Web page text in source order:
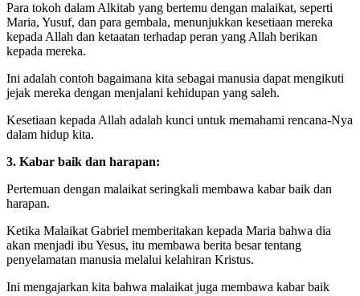
Para tokoh dalam Alkitab yang bertemu dengan malaikat, seperti
Maria, Yusuf, dan para gembala, menunjukkan kesetiaan mereka
kepada Allah dan ketaatan terhadap peran yang Allah berikan
kepada mereka.
Ini adalah contoh bagaimana kita sebagai manusia dapat mengikuti
jejak mereka dengan menjalani kehidupan yang saleh.
Kesetiaan kepada Allah adalah kunci untuk memahami rencana-Nya
dalam hidup kita.
3. Kabar baik dan harapan:
Pertemuan dengan malaikat seringkali membawa kabar baik dan
harapan.
Ketika Malaikat Gabriel memberitakan kepada Maria bahwa dia
akan menjadi ibu Yesus, itu membawa berita besar tentang
penyelamatan manusia melalui kelahiran Kristus.
Ini mengajarkan kita bahwa malaikat juga membawa kabar baik